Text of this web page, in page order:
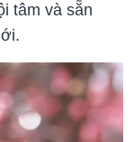
tâm và sẵn